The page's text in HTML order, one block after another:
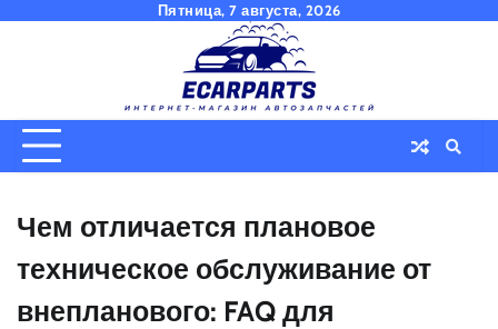
Пятница, 7 августа, 2026
Чем отличается плановое
техническое обслуживание от
внепланового: FAQ для